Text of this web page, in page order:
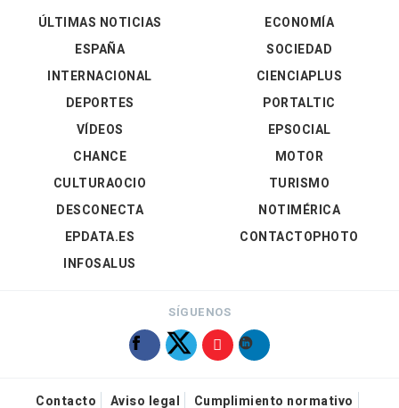
ÚLTIMAS NOTICIAS
ESPAÑA
INTERNACIONAL
DEPORTES
VÍDEOS
ECONOMÍA
SOCIEDAD
CIENCIAPLUS
PORTALTIC
EPSOCIAL
CHANCE
CULTURAOCIO
DESCONECTA
EPDATA.ES
INFOSALUS
MOTOR
TURISMO
NOTIMÉRICA
CONTACTOPHOTO
SÍGUENOS
Contacto Aviso legal Cumplimiento normativo